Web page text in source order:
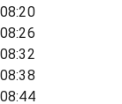
08:20
08:26
08:32
08:38
08:44